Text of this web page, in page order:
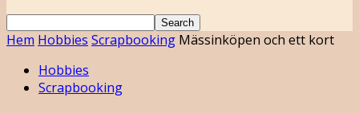
Hem Hobbies Scrapbooking Mässinköpen och ett kort
Hobbies
Scrapbooking